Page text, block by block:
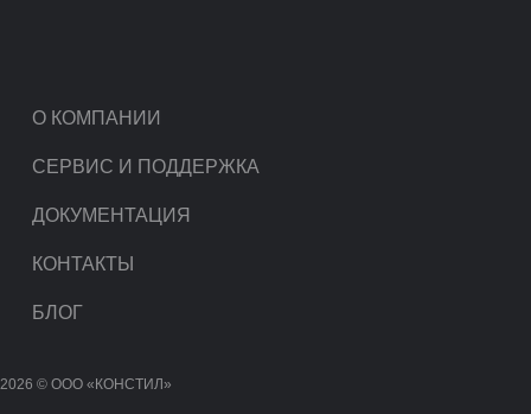
О КОМПАНИИ
СЕРВИС И ПОДДЕРЖКА
ДОКУМЕНТАЦИЯ
КОНТАКТЫ
БЛОГ
2026 © OOO «КОНСТИЛ»